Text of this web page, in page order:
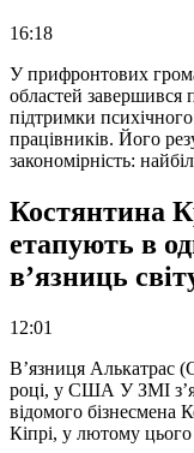
16:18
У прифронтових
областей завершився
підтримки
працівників. Його
закономірність:
Костянтина
етапують в
в’язниць
12:01
В’язниця Алькатрас
році, у США У ЗМІ
відомого бізнесмена
Кіпрі, у лютому